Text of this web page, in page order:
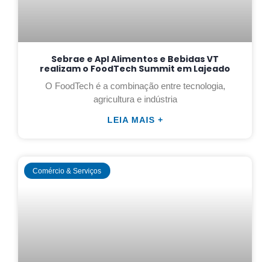
Sebrae e Apl Alimentos e Bebidas VT
realizam o FoodTech Summit em Lajeado
O FoodTech é a combinação entre tecnologia,
agricultura e indústria
LEIA MAIS +
Comércio & Serviços